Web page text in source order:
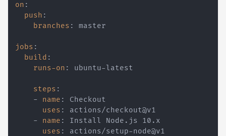
on :
push :
branches :
jobs :
build :
runs-on : ubuntu-
steps :
-
name :
uses :
-
name :
uses : actions/setup-